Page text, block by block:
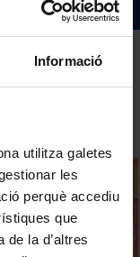
Informació
utilitza galetes
les
perquè accediu
que
la d’altres